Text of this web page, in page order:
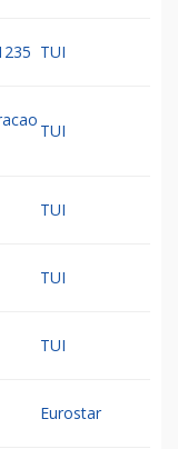
TUI
TUI
TUI
TUI
TUI
Eurostar